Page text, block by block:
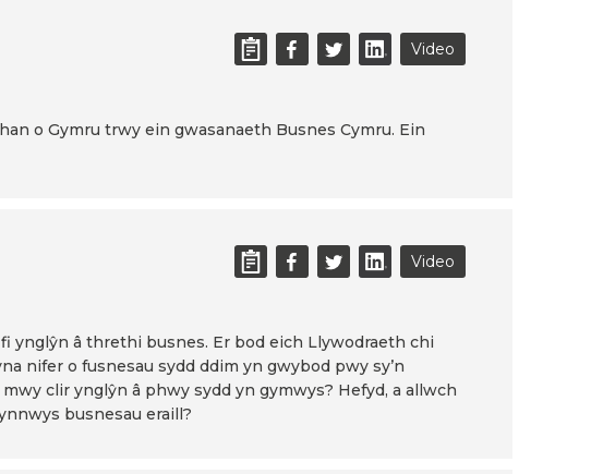
Video
o Gymru trwy ein gwasanaeth Busnes Cymru. Ein
Video
ynglŷn â threthi busnes. Er bod eich Llywodraeth chi
nifer o fusnesau sydd ddim yn gwybod pwy sy’n
clir ynglŷn â phwy sydd yn gymwys? Hefyd, a allwch
busnesau eraill?